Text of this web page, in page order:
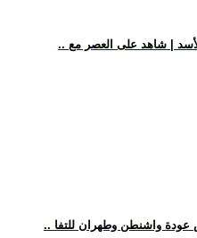
| شاهد على العصر مع
عودة واشنطن وطهران للتفا